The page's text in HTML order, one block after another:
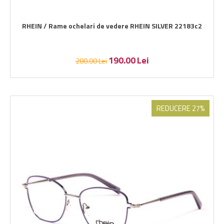
RHEIN / Rame ochelari de vedere RHEIN SILVER 22183c2
280.00Lei 190.00Lei
REDUCERE 27%